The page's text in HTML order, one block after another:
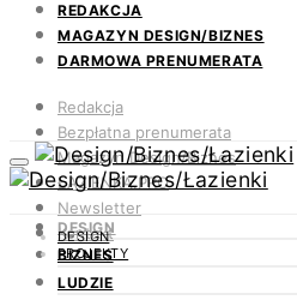
REDAKCJA
MAGAZYN DESIGN/BIZNES
DARMOWA PRENUMERATA
Redakcja
Bezpłatna prenumerata
Magazyn Design/Biznes
ŁAZIENKA.PRO
Newsletter
Kontakt
DESIGN
BIZNES
LUDZIE
DESIGN
PROJEKTY